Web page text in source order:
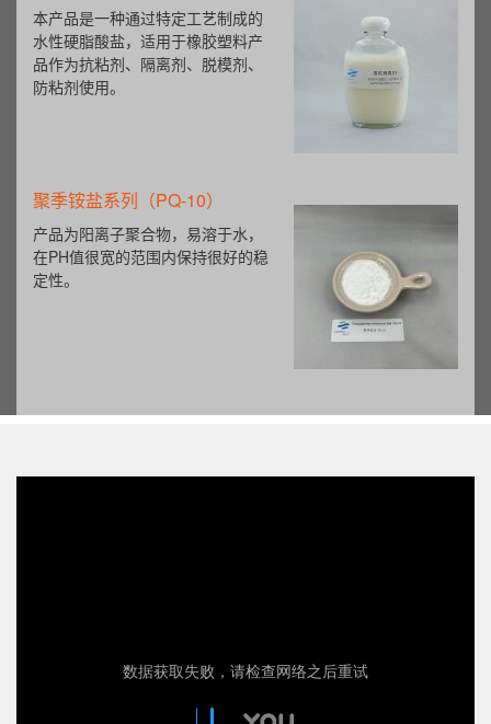
本产品是一种通过特定工艺制成的
水性硬脂酸盐，适用于橡胶塑料产
品作为抗粘剂、隔离剂、脱模剂、
防粘剂使用。
聚季铵盐系列（PQ-10）
产品为阳离子聚合物，易溶于水，
在PH值很宽的范围内保持很好的稳
定性。